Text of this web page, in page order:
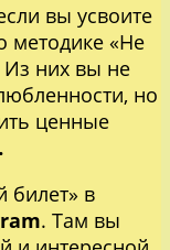
вы усвоите
методике «Не
Из них вы не
но
ценные
билет» в
. Там вы